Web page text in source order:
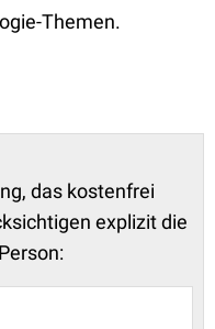
Themen.
das kostenfrei
explizit die